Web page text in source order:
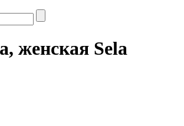
женская Sela